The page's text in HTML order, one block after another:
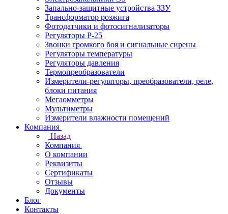
Запально-защитные устройства ЗЗУ
Трансформатор розжига
Фотодатчики и фотосигнализаторы
Регуляторы Р-25
Звонки громкого боя и сигнальные сирены
Регуляторы температуры
Регуляторы давления
Термопреобразователи
Измерители-регуляторы, преобразователи, реле,
блоки питания
Мегаомметры
Мультиметры
Измерители влажности помещений
Компания
Назад
Компания
О компании
Реквизиты
Сертификаты
Отзывы
Документы
Блог
Контакты